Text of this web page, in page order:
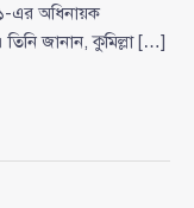
১-এর অধিনায়ক
তিনি জানান, কুমিল্লা […]